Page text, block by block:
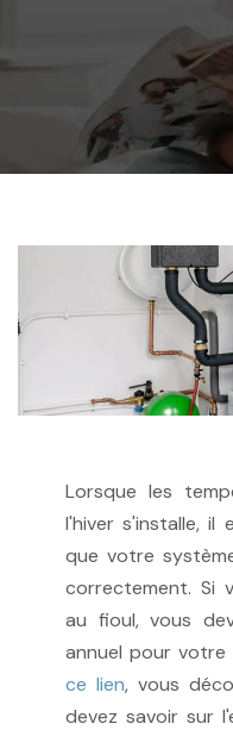
Lorsque les
l'hiver s'installe, il
que votre
correctement. Si
au fioul, vous
annuel pour votre
ce lien, vous
devez savoir sur